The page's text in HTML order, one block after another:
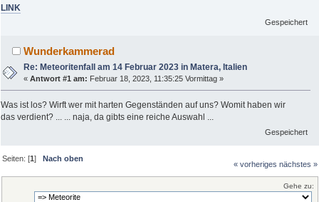
LINK
Gespeichert
Wunderkammerad
Re: Meteoritenfall am 14 Februar 2023 in Matera, Italien
«Antwort #1 am: Februar 18, 2023, 11:35:25 Vormittag »
Was ist los? Wirft wer mit harten Gegenständen auf uns? Womit haben wir
das verdient? ... ... naja, da gibts eine reiche Auswahl ...
Gespeichert
Seiten: [1]Nach oben
« vorheriges nächstes »
Gehe zu: